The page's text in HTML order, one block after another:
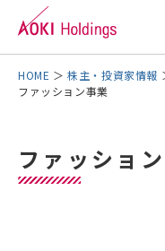
株主・投資家情報
ファッション事業
ファッショ
AOKIグループについて
株主・投資家情報